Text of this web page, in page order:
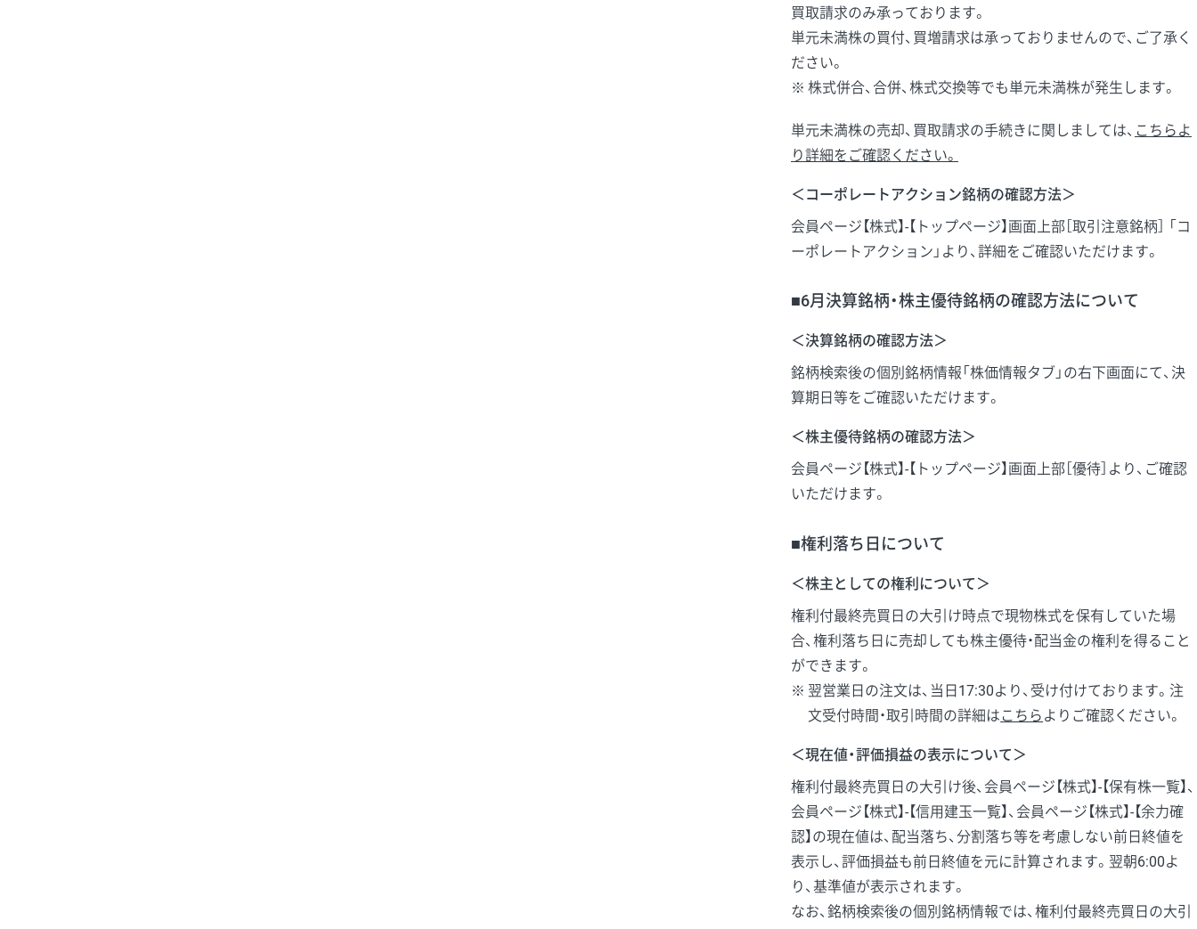
買取請求のみ承っております。
単元未満株の買付、買増請求は承っておりませんので、ご了承く
ださい。
株式併合、合併、株式交換等でも単元未満株が発生します。
単元未満株の売却、買取請求の手続きに関しましては、 こちらよ
り詳細をご確認ください。
＜コーポレートアクション銘柄の確認方法＞
会員ページ【株式】-【トップページ】画面上部［取引注意銘柄］ 「コ
ーポレートアクション」より、詳細をご確認いただけます。
■6月決算銘柄・株主優待銘柄の確認方法について
＜決算銘柄の確認方法＞
銘柄検索後の個別銘柄情報「株価情報タブ」の右下画面にて、決
算期日等をご確認いただけます。
＜株主優待銘柄の確認方法＞
会員ページ【株式】-【トップページ】画面上部［優待］より、ご確認
いただけます。
■権利落ち日について
＜株主としての権利について＞
権利付最終売買日の大引け時点で現物株式を保有していた場
合、権利落ち日に売却しても株主優待・配当金の権利を得ること
ができます。
翌営業日の注文は、当日17:30より、受け付けております。注
文受付時間・取引時間の詳細は こちら よりご確認ください。
＜現在値・評価損益の表示について＞
権利付最終売買日の大引け後、会員ページ【株式】-【保有株一覧】、
会員ページ【株式】-【信用建玉一覧】、会員ページ【株式】-【余力確
認】の現在値は、配当落ち、分割落ち等を考慮しない前日終値を
表示し、評価損益も前日終値を元に計算されます。翌朝6:00よ
り、基準値が表示されます。
なお、銘柄検索後の個別銘柄情報では、権利付最終売買日の大引